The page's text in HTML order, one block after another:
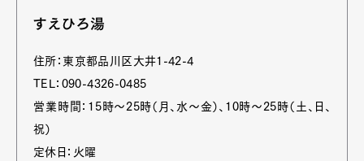
すえひろ湯
住所：東京都品川区大井1-42-4
TEL：090-4326-0485
営業時間：15時～25時（月、水～金）、10時～25時（土、日、
祝）
定休日：火曜